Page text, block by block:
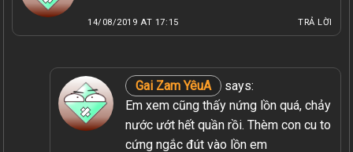
14/08/2019 AT 17:15 TRẢ LỜI
Gai Zam YêuA
says:
Em xem cũng thấy nứng lồn quá, chảy
nước ướt hết quần rồi. Thèm con cu to
cứng ngắc đút vào lồn em